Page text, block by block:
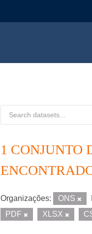
1 CONJUNTO
Organizações: ONS
PDF
XLSX